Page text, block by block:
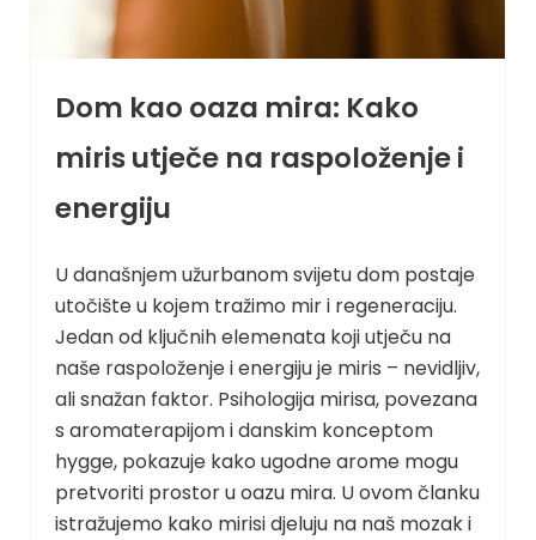
Dom kao oaza mira: Kako
miris utječe na raspoloženje i
energiju
U današnjem užurbanom svijetu dom postaje
utočište u kojem tražimo mir i regeneraciju.
Jedan od ključnih elemenata koji utječu na
naše raspoloženje i energiju je miris – nevidljiv,
ali snažan faktor. Psihologija mirisa, povezana
s aromaterapijom i danskim konceptom
hygge, pokazuje kako ugodne arome mogu
pretvoriti prostor u oazu mira. U ovom članku
istražujemo kako mirisi djeluju na naš mozak i